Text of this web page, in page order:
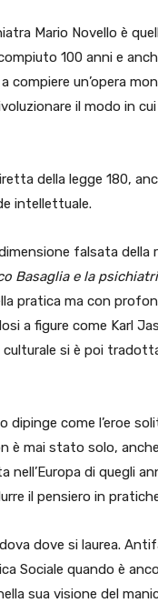
Mario Novello è
100 anni e
un’opera
il modo in
della legge 180,
intellettuale.
falsata della
Basaglia e la
pratica ma con
a figure come Karl
culturale si è poi
dipinge come l’eroe
è mai stato solo,
nell’Europa di quegli
il pensiero in
dove si laurea.
Sociale quando è
sua visione del